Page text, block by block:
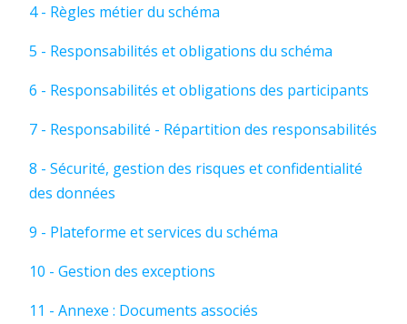
4 - Règles métier du schéma
5 - Responsabilités et obligations du schéma
6 - Responsabilités et obligations des participants
7 - Responsabilité - Répartition des responsabilités
8 - Sécurité, gestion des risques et confidentialité
des données
9 - Plateforme et services du schéma
10 - Gestion des exceptions
11 - Annexe : Documents associés